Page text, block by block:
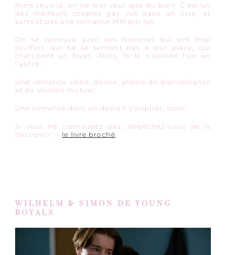
Alors ceux-là, on ne leur veut que du bien. C’est un
des meilleurs couples gay vus dans un livre, et
surtout pas une romance MM pur jus.
On se retrouve avec des hommes qui ont trop
souffert, qui ne se sentent pas à leur place, qui
cherchent un foyer. Alors, ils le trouvent l’un en
l’autre.
Une romance saine, douce, pleine de bienveillance
et de soutien mutuel.
Une romance dont on devrait s’inspirer, donc.
Si vous ne connaissez pas, dépêchez-vous de la
découvrir -> le livre broché
WILHELM & SIMON DE YOUNG
ROYALS